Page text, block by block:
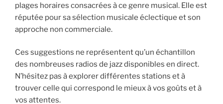
plages horaires consacrées à ce genre musical. Elle est
réputée pour sa sélection musicale éclectique et son
approche non commerciale.
Ces suggestions ne représentent qu’un échantillon
des nombreuses radios de jazz disponibles en direct.
N’hésitez pas à explorer différentes stations et à
trouver celle qui correspond le mieux à vos goûts et à
vos attentes.